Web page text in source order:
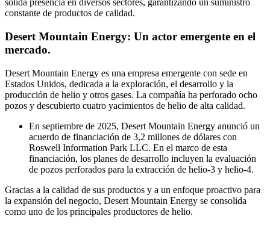
sólida presencia en diversos sectores, garantizando un suministro
constante de productos de calidad.
Desert Mountain Energy: Un actor emergente en el
mercado.
Desert Mountain Energy es una empresa emergente con sede en
Estados Unidos, dedicada a la exploración, el desarrollo y la
producción de helio y otros gases. La compañía ha perforado ocho
pozos y descubierto cuatro yacimientos de helio de alta calidad.
En septiembre de 2025, Desert Mountain Energy anunció un
acuerdo de financiación de 3,2 millones de dólares con
Roswell Information Park LLC. En el marco de esta
financiación, los planes de desarrollo incluyen la evaluación
de pozos perforados para la extracción de helio-3 y helio-4.
Gracias a la calidad de sus productos y a un enfoque proactivo para
la expansión del negocio, Desert Mountain Energy se consolida
como uno de los principales productores de helio.